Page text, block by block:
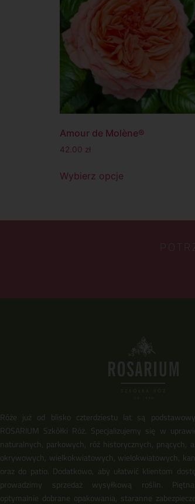
Amour de Molène®
42.00 zł
Wybierz opcje
Róże już od blisko czterdziestu lat są
ROSARIUM Szkółki Róż. Specjalizujemy się w
naturalnych, parkowych, róż historycznych, pnących,
okrywowych, wielkokwiatowych, wielokwiatowych,
oraz do patio. Dodatkowo, aby ułatwić klientom
prowadzimy sprzedaż wysyłkową roślin.
optymalnie dobrane opakowania, staranne